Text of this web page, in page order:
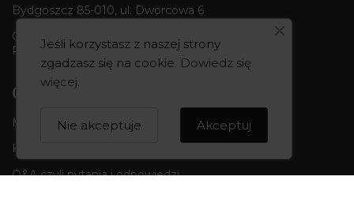
Bydgoszcz 85-010, ul. Dworcowa 6
Godziny otwarcia:
Pon-Pt 10:00-18:00 | Sob 10:00 - 14:00
CREOWNIA
Marka CREOWNIA
Karta Podarunkowa
Q&A czyli pytania i odpowiedzi
Jeśli korzystasz z naszej strony
zgadzasz się na cookie. Dowiedz się
więcej.
Akceptuj
Nie akceptuje